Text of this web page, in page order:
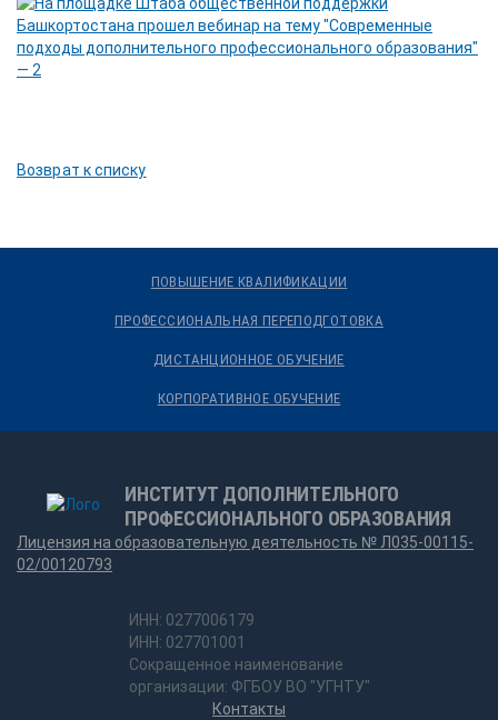
Возврат к списку
ПОВЫШЕНИЕ КВАЛИФИКАЦИИ
ПРОФЕССИОНАЛЬНАЯ ПЕРЕПОДГОТОВКА
ДИСТАНЦИОННОЕ ОБУЧЕНИЕ
КОРПОРАТИВНОЕ ОБУЧЕНИЕ
ИНСТИТУТ ДОПОЛНИТЕЛЬНОГО
ПРОФЕССИОНАЛЬНОГО ОБРАЗОВАНИЯ
Лицензия на образовательную деятельность № Л035-00115-
02/00120793
ИНН: 0277006179
ИНН: 027701001
Сокращенное наименование
организации: ФГБОУ ВО "УГНТУ"
Контакты